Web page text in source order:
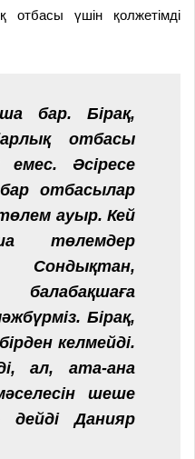
отбасы үшін қолжетімді
бар. Бірақ,
отбасы
емес. Әсіресе
отбасылар
ауыр. Кей
төлемдер
Бірақ,
келмейді.
ал, ата-ана
шеше
дейді Данияр